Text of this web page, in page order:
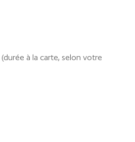
à la carte, selon votre